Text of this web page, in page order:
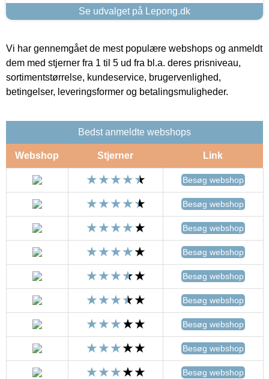
Se udvalget på Lepong.dk
Vi har gennemgået de mest populære webshops og anmeldt
dem med stjerner fra 1 til 5 ud fra bl.a. deres prisniveau,
sortimentstørrelse, kundeservice, brugervenlighed,
betingelser, leveringsformer og betalingsmuligheder.
Bedst anmeldte webshops
Webshop Stjerner Link
Besøg webshop
Besøg webshop
Besøg webshop
Besøg webshop
Besøg webshop
Besøg webshop
Besøg webshop
Besøg webshop
Besøg webshop